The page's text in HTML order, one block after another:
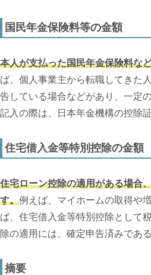
国民年金保険料等の金額
本人が支払った国民年金保険料な
ば、個人事業主から転職してきた
告している場合などがあり、一定
記入の際は、日本年金機構の控除
住宅借入金等特別控除の金額
住宅ローン控除の適用がある場合
す。例えば、マイホームの取得や
ば、住宅借入金等特別控除として
除の適用には、確定申告済みであ
摘要